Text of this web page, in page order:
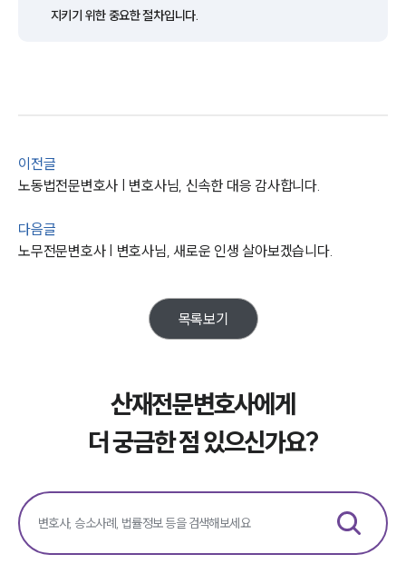
노동산재그룹 업무
전체
구성원 소개
소식/자료
언론보도
법률 블로그
법률서식
뉴스레터/브로슈어
세미나
지키기 위한 중요한 절차입니다.
이전글
노동법전문변호사 | 변호사님, 신속한 대응 감사합니다.
다음글
노무전문변호사 | 변호사님, 새로운 인생 살아보겠습니다.
목록보기
산재전문변호사에게
더 궁금한 점 있으신가요?